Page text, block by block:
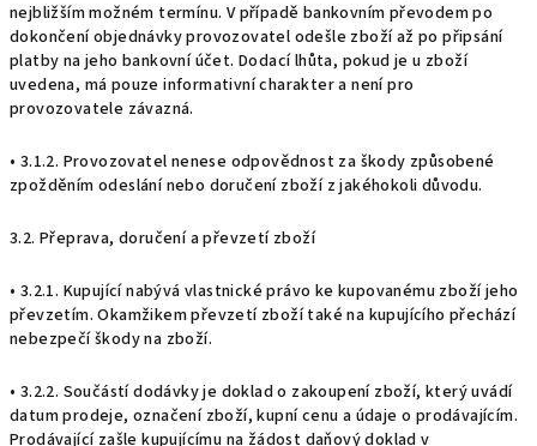
nejbližším možném termínu. V případě bankovním převodem po
dokončení objednávky provozovatel odešle zboží až po připsání
platby na jeho bankovní účet. Dodací lhůta, pokud je u zboží
uvedena, má pouze informativní charakter a není pro
provozovatele závazná.
• 3.1.2. Provozovatel nenese odpovědnost za škody způsobené
zpožděním odeslání nebo doručení zboží z jakéhokoli důvodu.
3.2. Přeprava, doručení a převzetí zboží
• 3.2.1. Kupující nabývá vlastnické právo ke kupovanému zboží jeho
převzetím. Okamžikem převzetí zboží také na kupujícího přechází
nebezpečí škody na zboží.
• 3.2.2. Součástí dodávky je doklad o zakoupení zboží, který uvádí
datum prodeje, označení zboží, kupní cenu a údaje o prodávajícím.
Prodávající zašle kupujícímu na žádost daňový doklad v